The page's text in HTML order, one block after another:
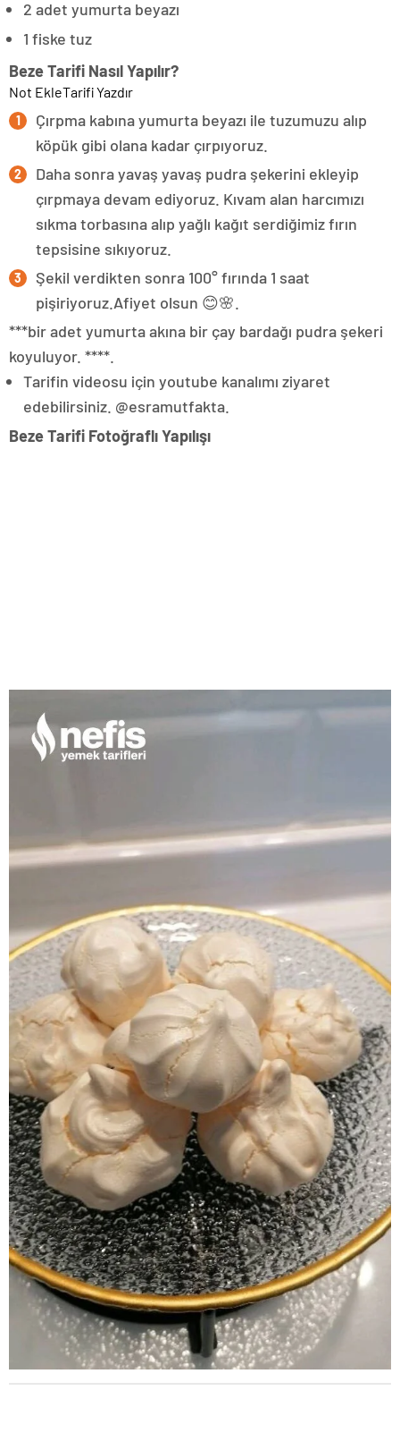
2 adet yumurta beyazı
1 fiske tuz
Beze Tarifi Nasıl Yapılır?
Not EkleTarifi Yazdır
Çırpma kabına yumurta beyazı ile tuzumuzu alıp
köpük gibi olana kadar çırpıyoruz.
Daha sonra yavaş yavaş pudra şekerini ekleyip
çırpmaya devam ediyoruz. Kıvam alan harcımızı
sıkma torbasına alıp yağlı kağıt serdiğimiz fırın
tepsisine sıkıyoruz.
Şekil verdikten sonra 100° fırında 1 saat
pişiriyoruz.Afiyet olsun 😊🌸.
***bir adet yumurta akına bir çay bardağı pudra şekeri
koyuluyor. ****.
Tarifin videosu için youtube kanalımı ziyaret
edebilirsiniz. @esramutfakta.
Beze Tarifi Fotoğraflı Yapılışı